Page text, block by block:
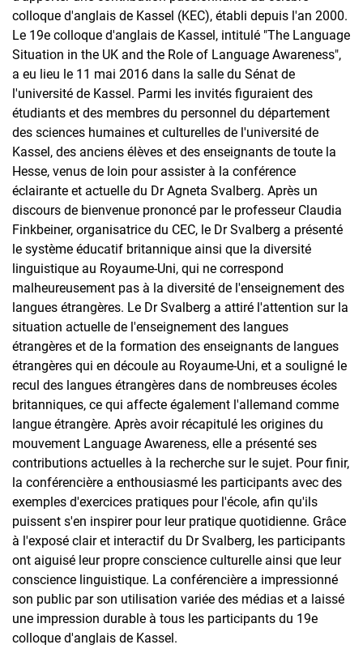
colloque d'anglais de Kassel (KEC), établi depuis l'an 2000.
Le 19e colloque d'anglais de Kassel, intitulé "The Language
Situation in the UK and the Role of Language Awareness",
a eu lieu le 11 mai 2016 dans la salle du Sénat de
l'université de Kassel. Parmi les invités figuraient des
étudiants et des membres du personnel du département
des sciences humaines et culturelles de l'université de
Kassel, des anciens élèves et des enseignants de toute la
Hesse, venus de loin pour assister à la conférence
éclairante et actuelle du Dr Agneta Svalberg. Après un
discours de bienvenue prononcé par le professeur Claudia
Finkbeiner, organisatrice du CEC, le Dr Svalberg a présenté
le système éducatif britannique ainsi que la diversité
linguistique au Royaume-Uni, qui ne correspond
malheureusement pas à la diversité de l'enseignement des
langues étrangères. Le Dr Svalberg a attiré l'attention sur la
situation actuelle de l'enseignement des langues
étrangères et de la formation des enseignants de langues
étrangères qui en découle au Royaume-Uni, et a souligné le
recul des langues étrangères dans de nombreuses écoles
britanniques, ce qui affecte également l'allemand comme
langue étrangère. Après avoir récapitulé les origines du
mouvement Language Awareness, elle a présenté ses
contributions actuelles à la recherche sur le sujet. Pour finir,
la conférencière a enthousiasmé les participants avec des
exemples d'exercices pratiques pour l'école, afin qu'ils
puissent s'en inspirer pour leur pratique quotidienne. Grâce
à l'exposé clair et interactif du Dr Svalberg, les participants
ont aiguisé leur propre conscience culturelle ainsi que leur
conscience linguistique. La conférencière a impressionné
son public par son utilisation variée des médias et a laissé
une impression durable à tous les participants du 19e
colloque d'anglais de Kassel.